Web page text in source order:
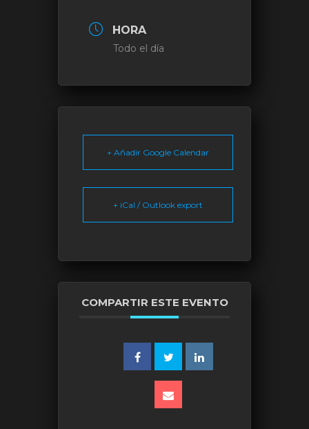
HORA
Todo el día
+ Añadir Google Calendar
+ iCal / Outlook export
COMPARTIR ESTE EVENTO